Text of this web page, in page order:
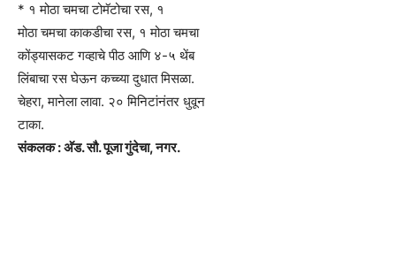
* १ मोठा चमचा टोमॅटोचा रस, १
मोठा चमचा काकडीचा रस, १ मोठा चमचा
कोंड्यासकट गव्हाचे पीठ आणि ४-५ थेंब
लिंबाचा रस घेऊन कच्च्या दुधात मिसळा.
चेहरा, मानेला लावा. २० मिनिटांनंतर धुवून
टाका.
संकलक : अ‍ॅड. सौ. पूजा गुंदेचा, नगर.